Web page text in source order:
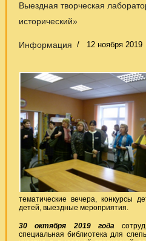
Выездная творческая
исторический»
Информация 12 ноября 2019
тематические вечера, конкурсы
детей, выездные мероприятия.
30 октября 2019 года
специальная библиотека для